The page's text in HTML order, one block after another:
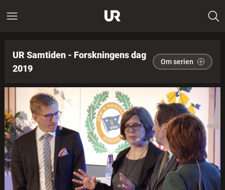
UR Samtiden - Forskningens dag
2019
Om serien